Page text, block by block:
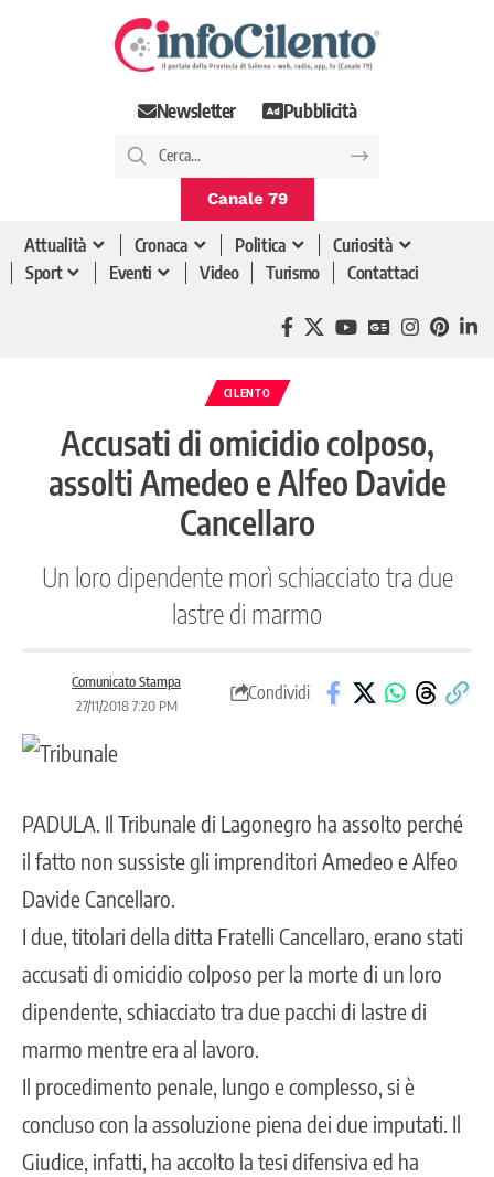
Newsletter Pubblicità
Canale 79
Attualità Cronaca Politica
Curiosità
Sport
Eventi Video Turismo Contattaci
CILENTO
Accusati di omicidio colposo,
assolti Amedeo e Alfeo Davide
Cancellaro
Un loro dipendente morì schiacciato tra due
lastre di marmo
Comunicato Stampa
27/11/2018 7:20 PM
Condividi
PADULA . Il Tribunale di Lagonegro ha assolto perché
il fatto non sussiste gli imprenditori Amedeo e Alfeo
Davide Cancellaro.
I due, titolari della ditta Fratelli Cancellaro, erano stati
accusati di omicidio colposo per la morte di un loro
dipendente, schiacciato tra due pacchi di lastre di
marmo mentre era al lavoro.
Il procedimento penale, lungo e complesso, si è
concluso con la assoluzione piena dei due imputati. Il
Giudice, infatti, ha accolto la tesi difensiva ed ha